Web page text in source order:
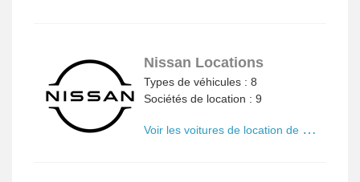
Nissan Locations
Types de véhicules : 8
Sociétés de location : 9
V
oir les voitures de location de Nissan